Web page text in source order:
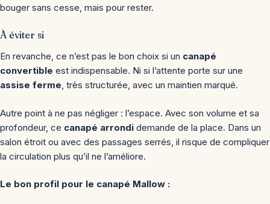
bouger sans cesse, mais pour rester.
À éviter si
En revanche, ce n’est pas le bon choix si un canapé
convertible est indispensable. Ni si l’attente porte sur une
assise ferme, très structurée, avec un maintien marqué.
Autre point à ne pas négliger : l’espace. Avec son volume et sa
profondeur, ce canapé arrondi demande de la place. Dans un
salon étroit ou avec des passages serrés, il risque de compliquer
la circulation plus qu’il ne l’améliore.
Le bon profil pour le canapé Mallow :